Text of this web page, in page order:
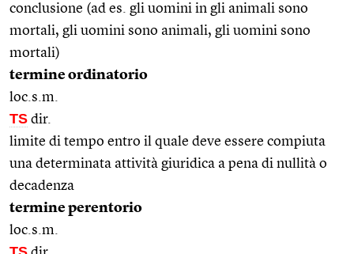
conclusione (ad es. gli uomini in gli animali sono
mortali, gli uomini sono animali, gli uomini sono
mortali)
termine ordinatorio
loc.s.m.
TS dir.
limite di tempo entro il quale deve essere compiuta
una determinata attività giuridica a pena di nullità o
decadenza
termine perentorio
loc.s.m.